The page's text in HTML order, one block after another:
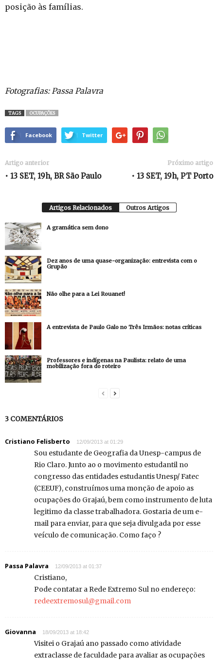
posição às famílias.
Fotografias: Passa Palavra
TAGS OCUPAÇÕES
Facebook Twitter
Artigo anterior
• 13 SET, 19h, BR São Paulo
Próximo artigo
• 13 SET, 19h, PT Porto
Artigos Relacionados Outros Artigos
A gramática sem dono
Dez anos de uma quase-organização: entrevista com o
Grupão
Não olhe para a Lei Rouanet!
A entrevista de Paulo Galo no Três Irmãos: notas críticas
Professores e indígenas na Paulista: relato de uma
mobilização fora do roteiro
3 COMENTÁRIOS
Cristiano Felisberto 12/09/2013 at 01:29
Sou estudante de Geografia da Unesp-campus de
Rio Claro. Junto ao o movimento estudantil no
congresso das entidades estudantis Unesp/ Fatec
(CEEUF), construímos uma monção de apoio as
ocupações do Grajaú, bem como instrumento de luta
legitimo da classe trabalhadora. Gostaria de um e-
mail para enviar, para que seja divulgada por esse
veículo de comunicação. Como faço ?
Passa Palavra 12/09/2013 at 01:37
Cristiano,
Pode contatar a Rede Extremo Sul no endereço:
redeextremosul@gmail.com
Giovanna 18/09/2013 at 18:42
Visitei o Grajaú ano passado como atividade
extraclasse de faculdade para avaliar as ocupações